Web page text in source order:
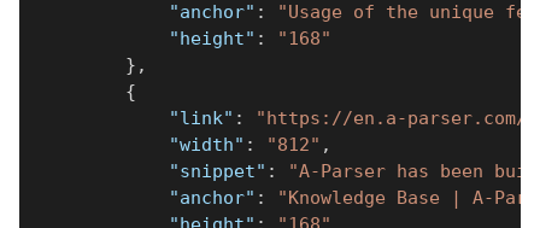
"anchor" :
"Usage of the unique
"height" :
"168"
} ,
{
"link" :
"https://en.a-parser.com/
"width" : "812" ,
"snippet" :
"A-Parser has been
"anchor" :
"Knowledge Base | A-